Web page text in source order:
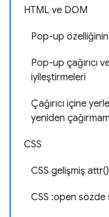
HTML ve DOM
Pop-up
Pop-up çağırıcı
iyileştirmeleri
Çağırıcı içine
yeniden
CSS
CSS gelişmiş
CSS :open sözde